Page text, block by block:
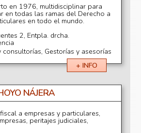
en 1976, multidisciplinar para
en todas las ramas del Derecho a
en todo el mundo.
2, Entpla. drcha.
consultorías, Gestorías y asesorías
+ INFO
NÁJERA
a empresas y particulares,
peritajes judiciales,